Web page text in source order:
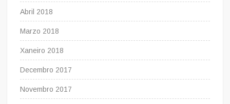
Abril 2018
Marzo 2018
Xaneiro 2018
Decembro 2017
Novembro 2017